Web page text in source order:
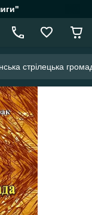
стрілецька